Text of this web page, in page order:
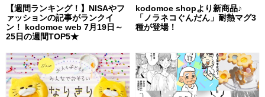
【週間ランキング！】NISAやフ
ァッションの記事がランクイ
ン！ kodomoe web 7月19日～
25日の週間TOP5★
kodomoe shopより新商品♪
「ノラネコぐんだん」耐熱マグ3
種が登場！